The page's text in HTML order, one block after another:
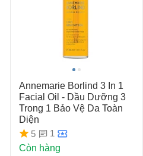
Annemarie Borlind 3 In 1
Facial Oil - Dầu Dưỡng 3
Trong 1 Bảo Vệ Da Toàn
Diện
5
1
Còn hàng